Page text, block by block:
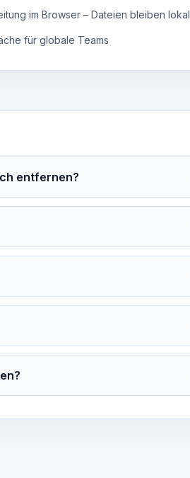
im Browser – Dateien bleiben lokal
für globale Teams
entfernen?